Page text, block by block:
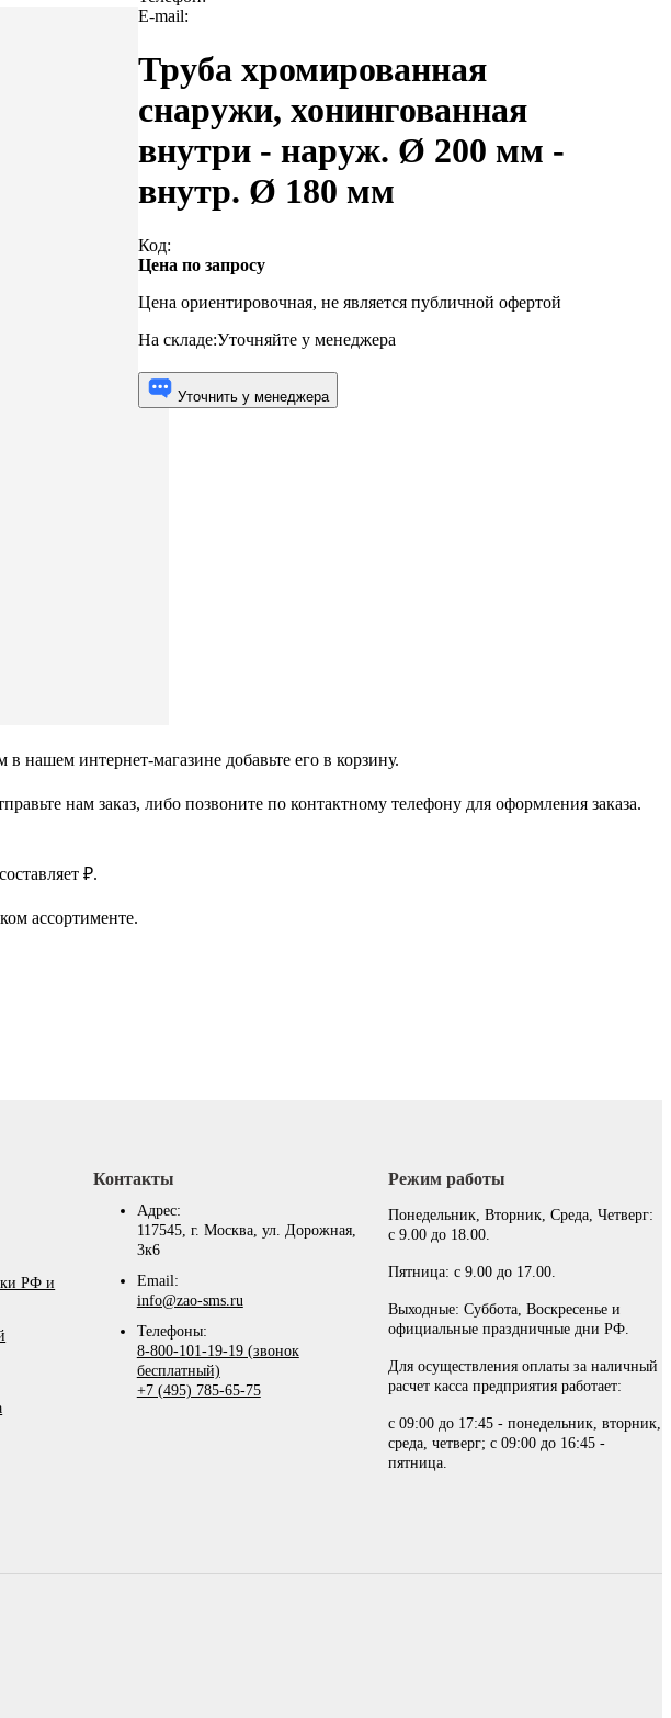
E-mail:
Труба хромированная
снаружи, хонингованная
внутри - наруж. Ø 200 мм -
внутр. Ø 180 мм
Код:
Цена по запросу
Цена ориентировочная, не является публичной офертой
На складе:Уточняйте у менеджера
Уточнить у менеджера
интернет-магазине добавьте его в корзину.
нам заказ, либо позвоните по контактному телефону для оформления заказа.
₽.
ассортименте.
РФ и
Контакты
Адрес:
117545, г. Москва, ул. Дорожная,
3к6
Email:
info@zao-sms.ru
Телефоны:
8-800-101-19-19 (звонок
бесплатный)
+7 (495) 785-65-75
Режим работы
Понедельник, Вторник, Среда, Четверг:
с 9.00 до 18.00.
Пятница: с 9.00 до 17.00.
Выходные: Суббота, Воскресенье и
официальные праздничные дни РФ.
Для осуществления оплаты за наличный
расчет касса предприятия работает:
с 09:00 до 17:45 - понедельник, вторник,
среда, четверг; с 09:00 до 16:45 -
пятница.